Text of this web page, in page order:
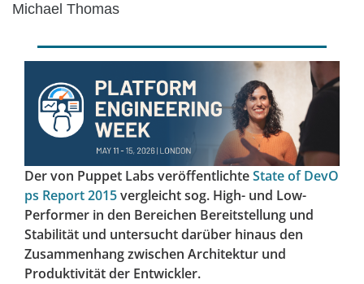
Michael Thomas
Der von Puppet Labs veröffentlichteState of DevO
ps Report 2015vergleicht sog. High- und Low-
Performer in den Bereichen Bereitstellung und
Stabilität und untersucht darüber hinaus den
Zusammenhang zwischen Architektur und
Produktivität der Entwickler.